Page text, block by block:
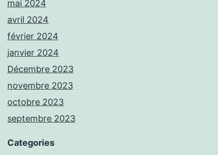
mai 2024
avril 2024
février 2024
janvier 2024
Décembre 2023
novembre 2023
octobre 2023
septembre 2023
Categories